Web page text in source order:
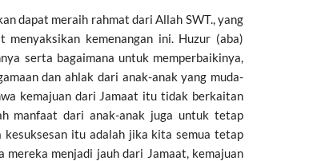
dapat meraih rahmat dari Allah SWT., yang
kemenangan ini. Huzur (aba)
serta bagaimana untuk memperbaikinya,
dan ahlak dari anak-anak yang muda-
kemajuan dari Jamaat itu tidak berkaitan
manfaat dari anak-anak juga untuk tetap
kesuksesan itu adalah jika kita semua tetap
menjadi jauh dari Jamaat, kemajuan